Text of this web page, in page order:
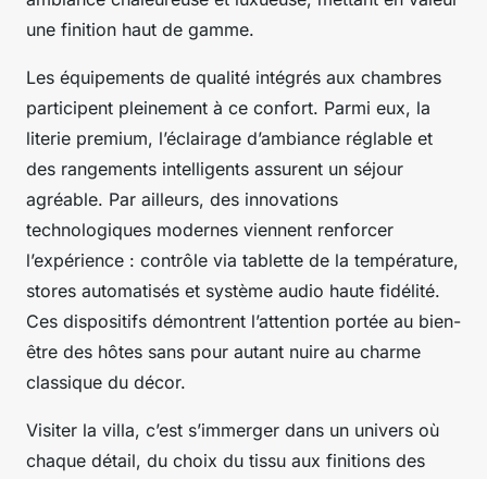
une finition haut de gamme.
Les équipements de qualité intégrés aux chambres
participent pleinement à ce confort. Parmi eux, la
literie premium, l’éclairage d’ambiance réglable et
des rangements intelligents assurent un séjour
agréable. Par ailleurs, des innovations
technologiques modernes viennent renforcer
l’expérience : contrôle via tablette de la température,
stores automatisés et système audio haute fidélité.
Ces dispositifs démontrent l’attention portée au bien-
être des hôtes sans pour autant nuire au charme
classique du décor.
Visiter la villa, c’est s’immerger dans un univers où
chaque détail, du choix du tissu aux finitions des